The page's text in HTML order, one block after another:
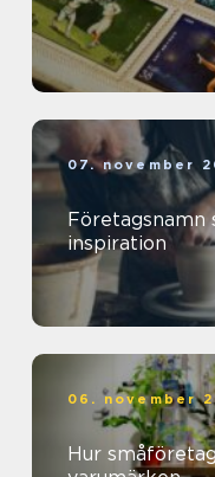
07. november
Företagsnamn
inspiration
06. november
Hur